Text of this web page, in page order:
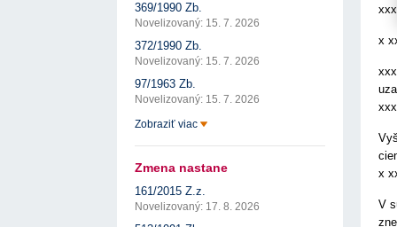
x
x
V
369/1990 Zb.
Novelizovaný: 15. 7. 2026
372/1990 Zb.
Novelizovaný: 15. 7. 2026
97/1963 Zb.
Novelizovaný: 15. 7. 2026
Zobraziť viac
Zmena nastane
161/2015 Z.z.
Novelizovaný: 17. 8. 2026